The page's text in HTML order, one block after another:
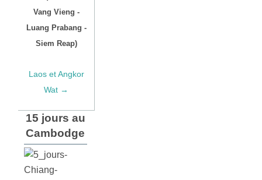
Vang Vieng -
Luang Prabang -
Siem Reap)
Laos et Angkor
Wat →
15 jours au
Cambodge